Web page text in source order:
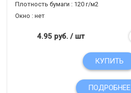
Плотность бумаги : 120 г/м2
Окно : нет
4.95 руб./ шт
КУПИТЬ
ПОДРОБНЕЕ